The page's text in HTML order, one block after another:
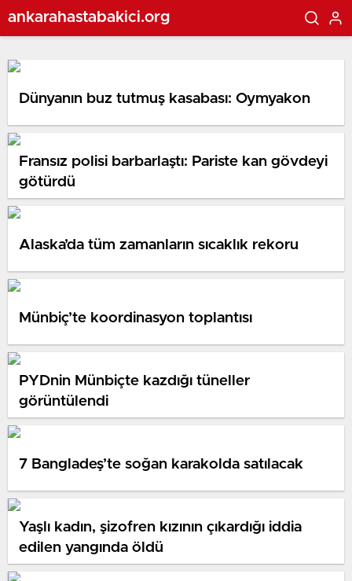
ankarahastabakici.org
Dünyanın buz tutmuş kasabası: Oymyakon
Fransız polisi barbarlaştı: Pariste kan gövdeyi
götürdü
Alaska’da tüm zamanların sıcaklık rekoru
Münbiç’te koordinasyon toplantısı
PYDnin Münbiçte kazdığı tüneller
görüntülendi​
7 Bangladeş’te soğan karakolda satılacak
Yaşlı kadın, şizofren kızının çıkardığı iddia
edilen yangında öldü